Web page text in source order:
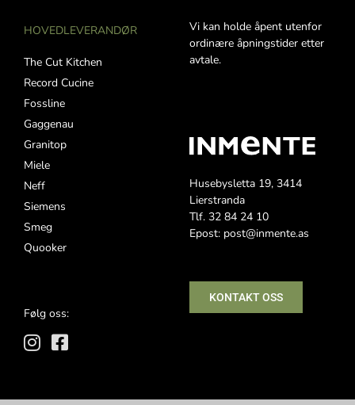
HOVEDLEVERANDØR
The Cut Kitchen
Record Cucine
Fossline
Gaggenau
Granitop
Miele
Neff
Siemens
Smeg
Quooker
Følg oss:
Vi kan holde åpent utenfor
ordinære åpningstider etter
avtale.
Husebysletta 19, 3414
Lierstranda
Tlf. 32 84 24 10
Epost: post@inmente.as
KONTAKT OSS